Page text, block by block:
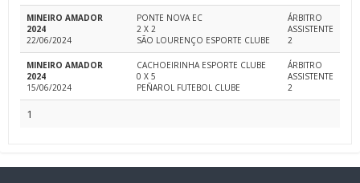
MINEIRO AMADOR
2024
22/06/2024
PONTE NOVA EC
2 X 2
SÃO LOURENÇO ESPORTE CLUBE
ÁRBITRO
ASSISTENTE
2
MINEIRO AMADOR
2024
15/06/2024
CACHOEIRINHA ESPORTE CLUBE
0 X 5
PEÑAROL FUTEBOL CLUBE
ÁRBITRO
ASSISTENTE
2
1